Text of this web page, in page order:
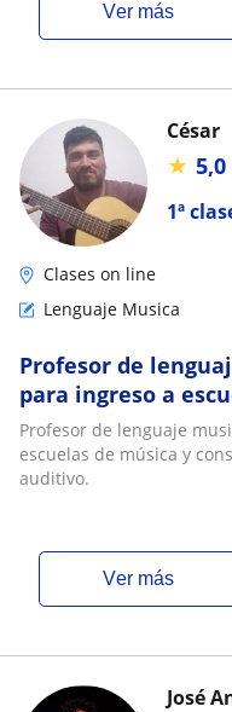
ver más
1ª
César
★ 5,0
Clases on line
Lenguaje Musica
Profesor de
para ingreso a
conservatorios, y
Profesor de lenguaje
escuelas de música y
auditivo.
ver más
José